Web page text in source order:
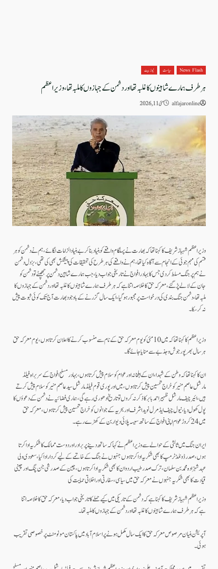
News Flash سیاست نیوز بیٹ
ہر طرف ہمارے شاہینوں کا غلبہ تھا اور دشمن کے جہازوں کا ملبہ تھا، وزیراعظم
alfajaronline مئی 11, 2026
وزیراعظم شہباز شریف کا کہنا تھا کہ بھارت نے پہلگام واقعے کو بنیاد بناکر بے بنیاد الزامات لگائے، ہم نے دشمن کو ہر
قسم کی مہم جوئی کے انجام سے آگاہ کیا تھا، ہم نے واقعے کی ہرطرح کی تحقیقات کی پیشکش بھی کی تھی، بزدل دشمن
نے ہم پر جنگ مسلط کردی جس کا بہادر افواج نے تاریخی جواب دیا، جب ہمارے شاہین دشمن پر جھپٹے تو دشمن کو
جان کے لالے پڑگئے، معرکہ حق کا خلاصہ اتنا ہے کہ ہر طرف ہمارے شاہینوں کا غلبہ تھا اور دشمن کے جہازوں کا
ملبہ تھا، دشمن جنگ بندی کی درخواست پر مجبور ہوگیا، ایک سال گزرنے کے باوجود بھارت آج تک کوئی ثبوت پیش
نہ کرسکا۔
وزیراعظم کا کہنا تھا کہ میں 10 مئی کو یوم معرکہ حق کے نام سے منسوب کرنے کا اعلان کرتا ہوں، یوم معرکہ حق
ہرسال بھرپور جوش وجذبے سے منایا جائےگا۔
ان کا کہنا تھا کہ وطن کے شہدا،ان کے اہلخانہ اور عوام کو سلام پیش کرتا ہوں، بہادر مسلح افواج کے سربراہ فیلڈ
مارشل عاصم منیر کو خراج تحسین پیش کرتا ہوں، میں اور پوری قوم فیلڈ مارشل سید عاصم منیر کو سلام پیش کرتے
ہیں، ائیرچیف مارشل ظہیراحمد بابر کا ذکر نہ کروں تو تاریخ ادھوری رہےگی، ہماری فضائیہ نے دشمن کے دعوؤں کا
پول کھول دیا، نیول چیف ایڈمرل نوید اشرف اور بحریہ کے جوانوں کو خراج تحسین پیش کرتا ہوں، معرکہ حق
میں 24 کروڑ عوام اپنی افواج کے ساتھ سیسہ پلائی دیوار بن کےکھڑے رہے۔
ایران جنگ میں ثالثی کے حوالے سے وزیراعظم نے کہا کہ ساتھ دینے پر برادر اور دوست ممالک کا شکریہ ادا کرتا
ہوں، صدر ڈونلڈ ٹرمپ کا بھی شکریہ ادا کرتا ہوں جنہوں نے جنگ کےخاتمے کے لیےکردارادا کیا، سعودی ولی
عہد شہزادہ محمد بن سلمان، ترک صدر طیب اردوان کا بھی شکریہ ادا کرتا ہوں، چین کے صدر شی جن پنگ اور چینی
قیادت کا بھی شکریہ جنہوں نے معرکہ حق میں سیاسی،سفارتی اور اخلاتی حمایت کی
وزیر اعظم شہباز شریف کا کہنا ہے کہ دشمن کے تاریکی میں کیے حملے کا تاریخی جواب دیا، معرکہ حق کا خلاصہ اتنا
ہےکہ ہر طرف ہمارے شاہینوں کا غلبہ تھا اور دشمن کے جہازوں کا ملبہ تھا۔
آپریشن بنیان مرصوص معرکہ حق کا ایک سال مکمل ہونے پر اسلام آباد میں پاکستان مونومنٹ پر خصوصی تقریب
ہوئی۔